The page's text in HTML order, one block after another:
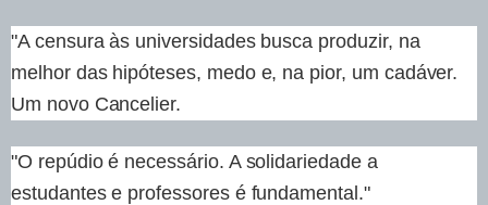
"A censura às universidades busca produzir, na
melhor das hipóteses, medo e, na pior, um cadáver.
Um novo Cancelier.
"O repúdio é necessário. A solidariedade a
estudantes e professores é fundamental."